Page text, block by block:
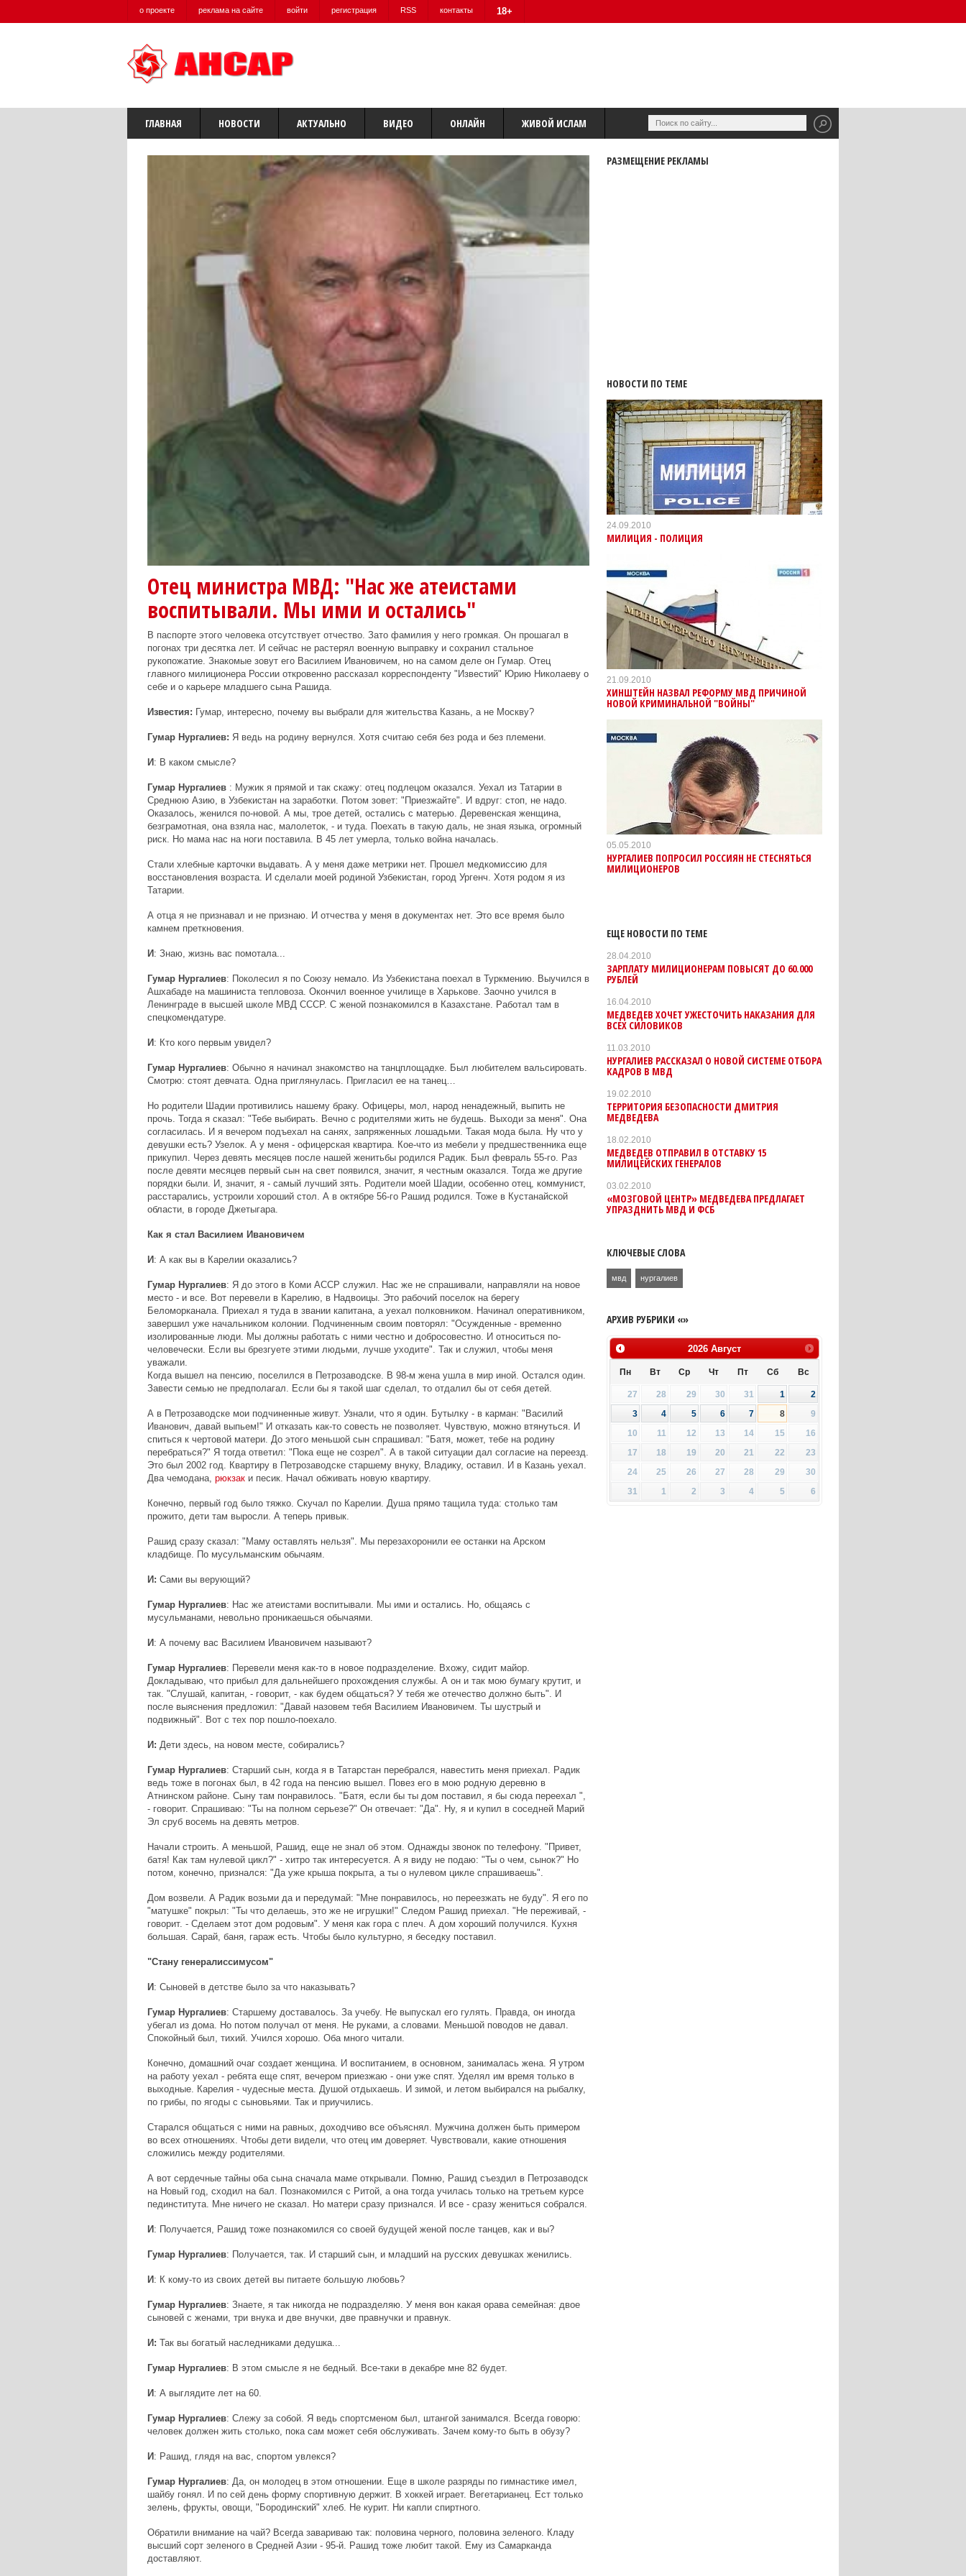
о проекте реклама на сайте войти регистрация RSS контакты 18+
ГЛАВНАЯ НОВОСТИ АКТУАЛЬНО ВИДЕО ОНЛАЙН ЖИВОЙ ИСЛАМ
Отец министра МВД: "Нас же атеистами
воспитывали. Мы ими и остались"
В паспорте этого человека отсутствует отчество. Зато фамилия у него громкая. Он прошагал в
погонах три десятка лет. И сейчас не растерял военную выправку и сохранил стальное
рукопожатие. Знакомые зовут его Василием Ивановичем, но на самом деле он Гумар. Отец
главного милиционера России откровенно рассказал корреспонденту "Известий" Юрию Николаеву о
себе и о карьере младшего сына Рашида.
Известия: Гумар, интересно, почему вы выбрали для жительства Казань, а не Москву?
Гумар Нургалиев: Я ведь на родину вернулся. Хотя считаю себя без рода и без племени.
И: В каком смысле?
Гумар Нургалиев: Мужик я прямой и так скажу: отец подлецом оказался. Уехал из Татарии в
Среднюю Азию, в Узбекистан на заработки. Потом зовет: "Приезжайте". И вдруг: стоп, не надо.
Оказалось, женился по-новой. А мы, трое детей, остались с матерью. Деревенская женщина,
безграмотная, она взяла нас, малолеток, - и туда. Поехать в такую даль, не зная языка, огромный
риск. Но мама нас на ноги поставила. В 45 лет умерла, только война началась.
Стали хлебные карточки выдавать. А у меня даже метрики нет. Прошел медкомиссию для
восстановления возраста. И сделали моей родиной Узбекистан, город Ургенч. Хотя родом я из
Татарии.
А отца я не признавал и не признаю. И отчества у меня в документах нет. Это все время было
камнем преткновения.
И: Знаю, жизнь вас помотала...
Гумар Нургалиев: Поколесил я по Союзу немало. Из Узбекистана поехал в Туркмению. Выучился в
Ашхабаде на машиниста тепловоза. Окончил военное училище в Харькове. Заочно учился в
Ленинграде в высшей школе МВД СССР. С женой познакомился в Казахстане. Работал там в
спецкомендатуре.
И: Кто кого первым увидел?
Гумар Нургалиев: Обычно я начинал знакомство на танцплощадке. Был любителем вальсировать.
Смотрю: стоят девчата. Одна приглянулась. Пригласил ее на танец…
Но родители Шадии противились нашему браку. Офицеры, мол, народ ненадежный, выпить не
прочь. Тогда я сказал: "Тебе выбирать. Вечно с родителями жить не будешь. Выходи за меня". Она
согласилась. И я вечером подъехал на санях, запряженных лошадьми. Такая мода была. Ну что у
девушки есть? Узелок. А у меня - офицерская квартира. Кое-что из мебели у предшественника еще
прикупил. Через девять месяцев после нашей женитьбы родился Радик. Был февраль 55-го. Раз
после девяти месяцев первый сын на свет появился, значит, я честным оказался. Тогда же другие
порядки были. И, значит, я - самый лучший зять. Родители моей Шадии, особенно отец, коммунист,
расстарались, устроили хороший стол. А в октябре 56-го Рашид родился. Тоже в Кустанайской
области, в городе Джетыгара.
Как я стал Василием Ивановичем
И: А как вы в Карелии оказались?
Гумар Нургалиев: Я до этого в Коми АССР служил. Нас же не спрашивали, направляли на новое
место - и все. Вот перевели в Карелию, в Надвоицы. Это рабочий поселок на берегу
Беломорканала. Приехал я туда в звании капитана, а уехал полковником. Начинал оперативником,
завершил уже начальником колонии. Подчиненным своим повторял: "Осужденные - временно
изолированные люди. Мы должны работать с ними честно и добросовестно. И относиться по-
человечески. Если вы брезгуете этими людьми, лучше уходите". Так и служил, чтобы меня
уважали.
Когда вышел на пенсию, поселился в Петрозаводске. В 98-м жена ушла в мир иной. Остался один.
Завести семью не предполагал. Если бы я такой шаг сделал, то отдалил бы от себя детей.
А в Петрозаводске мои подчиненные живут. Узнали, что я один. Бутылку - в карман: "Василий
Иванович, давай выпьем!" И отказать как-то совесть не позволяет. Чувствую, можно втянуться. И
спиться к чертовой матери. До этого меньшой сын спрашивал: "Батя, может, тебе на родину
перебраться?" Я тогда ответил: "Пока еще не созрел". А в такой ситуации дал согласие на переезд.
Это был 2002 год. Квартиру в Петрозаводске старшему внуку, Владику, оставил. И в Казань уехал.
Два чемодана, рюкзаки песик. Начал обживать новую квартиру.
Конечно, первый год было тяжко. Скучал по Карелии. Душа прямо тащила туда: столько там
прожито, дети там выросли. А теперь привык.
Рашид сразу сказал: "Маму оставлять нельзя". Мы перезахоронили ее останки на Арском
кладбище. По мусульманским обычаям.
И: Сами вы верующий?
Гумар Нургалиев: Нас же атеистами воспитывали. Мы ими и остались. Но, общаясь с
мусульманами, невольно проникаешься обычаями.
И: А почему вас Василием Ивановичем называют?
Гумар Нургалиев: Перевели меня как-то в новое подразделение. Вхожу, сидит майор.
Докладываю, что прибыл для дальнейшего прохождения службы. А он и так мою бумагу крутит, и
так. "Слушай, капитан, - говорит, - как будем общаться? У тебя же отечество должно быть". И
после выяснения предложил: "Давай назовем тебя Василием Ивановичем. Ты шустрый и
подвижный". Вот с тех пор пошло-поехало.
И: Дети здесь, на новом месте, собирались?
Гумар Нургалиев: Старший сын, когда я в Татарстан перебрался, навестить меня приехал. Радик
ведь тоже в погонах был, в 42 года на пенсию вышел. Повез его в мою родную деревню в
Атнинском районе. Сыну там понравилось. "Батя, если бы ты дом поставил, я бы сюда переехал ",
- говорит. Спрашиваю: "Ты на полном серьезе?" Он отвечает: "Да". Ну, я и купил в соседней Марий
Эл сруб восемь на девять метров.
Начали строить. А меньшой, Рашид, еще не знал об этом. Однажды звонок по телефону. "Привет,
батя! Как там нулевой цикл?" - хитро так интересуется. А я виду не подаю: "Ты о чем, сынок?" Но
потом, конечно, признался: "Да уже крыша покрыта, а ты о нулевом цикле спрашиваешь".
Дом возвели. А Радик возьми да и передумай: "Мне понравилось, но переезжать не буду". Я его по
"матушке" покрыл: "Ты что делаешь, это же не игрушки!" Следом Рашид приехал. "Не переживай, -
говорит. - Сделаем этот дом родовым". У меня как гора с плеч. А дом хороший получился. Кухня
большая. Сарай, баня, гараж есть. Чтобы было культурно, я беседку поставил.
"Стану генералиссимусом"
И: Сыновей в детстве было за что наказывать?
Гумар Нургалиев: Старшему доставалось. За учебу. Не выпускал его гулять. Правда, он иногда
убегал из дома. Но потом получал от меня. Не руками, а словами. Меньшой поводов не давал.
Спокойный был, тихий. Учился хорошо. Оба много читали.
Конечно, домашний очаг создает женщина. И воспитанием, в основном, занималась жена. Я утром
на работу уехал - ребята еще спят, вечером приезжаю - они уже спят. Уделял им время только в
выходные. Карелия - чудесные места. Душой отдыхаешь. И зимой, и летом выбирался на рыбалку,
по грибы, по ягоды с сыновьями. Так и приучились.
Старался общаться с ними на равных, доходчиво все объяснял. Мужчина должен быть примером
во всех отношениях. Чтобы дети видели, что отец им доверяет. Чувствовали, какие отношения
сложились между родителями.
А вот сердечные тайны оба сына сначала маме открывали. Помню, Рашид съездил в Петрозаводск
на Новый год, сходил на бал. Познакомился с Ритой, а она тогда училась только на третьем курсе
пединститута. Мне ничего не сказал. Но матери сразу признался. И все - сразу жениться собрался.
И: Получается, Рашид тоже познакомился со своей будущей женой после танцев, как и вы?
Гумар Нургалиев: Получается, так. И старший сын, и младший на русских девушках женились.
И: К кому-то из своих детей вы питаете большую любовь?
Гумар Нургалиев: Знаете, я так никогда не подразделяю. У меня вон какая орава семейная: двое
сыновей с женами, три внука и две внучки, две правнучки и правнук.
И: Так вы богатый наследниками дедушка...
Гумар Нургалиев: В этом смысле я не бедный. Все-таки в декабре мне 82 будет.
И: А выглядите лет на 60.
Гумар Нургалиев: Слежу за собой. Я ведь спортсменом был, штангой занимался. Всегда говорю:
человек должен жить столько, пока сам может себя обслуживать. Зачем кому-то быть в обузу?
И: Рашид, глядя на вас, спортом увлекся?
Гумар Нургалиев: Да, он молодец в этом отношении. Еще в школе разряды по гимнастике имел,
шайбу гонял. И по сей день форму спортивную держит. В хоккей играет. Вегетарианец. Ест только
зелень, фрукты, овощи, "Бородинский" хлеб. Не курит. Ни капли спиртного.
Обратили внимание на чай? Всегда завариваю так: половина черного, половина зеленого. Кладу
высший сорт зеленого в Средней Азии - 95-й. Рашид тоже любит такой. Ему из Самарканда
доставляют.
РАЗМЕЩЕНИЕ РЕКЛАМЫ
НОВОСТИ ПО ТЕМЕ
24.09.2010
МИЛИЦИЯ - ПОЛИЦИЯ
21.09.2010
ХИНШТЕЙН НАЗВАЛ РЕФОРМУ МВД ПРИЧИНОЙ
НОВОЙ КРИМИНАЛЬНОЙ "ВОЙНЫ"
05.05.2010
НУРГАЛИЕВ ПОПРОСИЛ РОССИЯН НЕ СТЕСНЯТЬСЯ
МИЛИЦИОНЕРОВ
ЕЩЕ НОВОСТИ ПО ТЕМЕ
28.04.2010
ЗАРПЛАТУ МИЛИЦИОНЕРАМ ПОВЫСЯТ ДО 60.000
РУБЛЕЙ
16.04.2010
МЕДВЕДЕВ ХОЧЕТ УЖЕСТОЧИТЬ НАКАЗАНИЯ ДЛЯ
ВСЕХ СИЛОВИКОВ
11.03.2010
НУРГАЛИЕВ РАССКАЗАЛ О НОВОЙ СИСТЕМЕ ОТБОРА
КАДРОВ В МВД
19.02.2010
ТЕРРИТОРИЯ БЕЗОПАСНОСТИ ДМИТРИЯ
МЕДВЕДЕВА
18.02.2010
МЕДВЕДЕВ ОТПРАВИЛ В ОТСТАВКУ 15
МИЛИЦЕЙСКИХ ГЕНЕРАЛОВ
03.02.2010
«МОЗГОВОЙ ЦЕНТР» МЕДВЕДЕВА ПРЕДЛАГАЕТ
УПРАЗДНИТЬ МВД И ФСБ
КЛЮЧЕВЫЕ СЛОВА
мвд нургалиев
АРХИВ РУБРИКИ «»
2026 Август
Пн Вт Ср Чт Пт Сб Вс
27 28 29 30 31 1
2
3
4 5 6 7 8
9
10
11 12 13 14 15
16
17
18 19 20 21 22
23
24
25 26 27 28 29
30
31
1 2 3 4 5 6